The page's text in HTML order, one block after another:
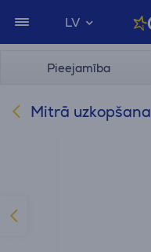
LV
Pieejamība
Mitrā uzkopšana